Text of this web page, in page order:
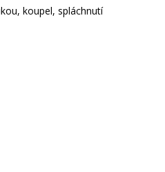
koupel, spláchnutí